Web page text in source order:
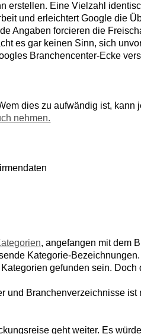
erstellen. Eine Vielzahl
und erleichtert Google die
Angaben forcieren die
es gar keinen Sinn, sich
Branchencenter-Ecke
dies zu aufwändig ist, kann
nehmen.
, angefangen mit dem
Kategorie-
gefunden sein. Doch
und Branchenverzeichnisse ist
geht weiter. Es